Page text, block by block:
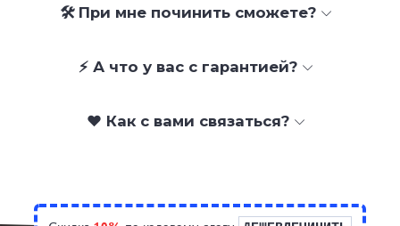
🛠 При мне починить сможете?
⚡ А что у вас с гарантией?
❤️ Как с вами связаться?